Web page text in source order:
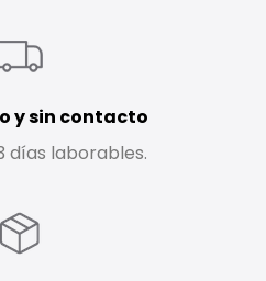
y sin contacto
días laborables.